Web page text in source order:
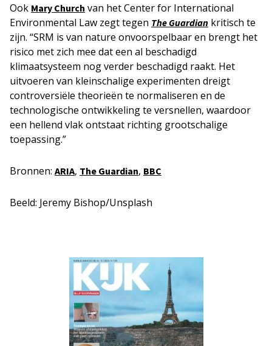
Ook Mary Church van het Center for International
Environmental Law zegt tegen The Guardian kritisch te
zijn. “SRM is van nature onvoorspelbaar en brengt het
risico met zich mee dat een al beschadigd
klimaatsysteem nog verder beschadigd raakt. Het
uitvoeren van kleinschalige experimenten dreigt
controversiële theorieën te normaliseren en de
technologische ontwikkeling te versnellen, waardoor
een hellend vlak ontstaat richting grootschalige
toepassing.”
Bronnen: ARIA, The Guardian, BBC
Beeld: Jeremy Bishop/Unsplash